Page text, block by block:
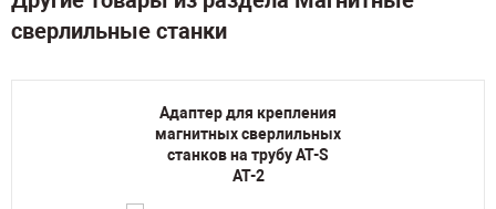
сверлильные станки
Адаптер для крепления
магнитных сверлильных
станков на трубу AT-S
АТ-2